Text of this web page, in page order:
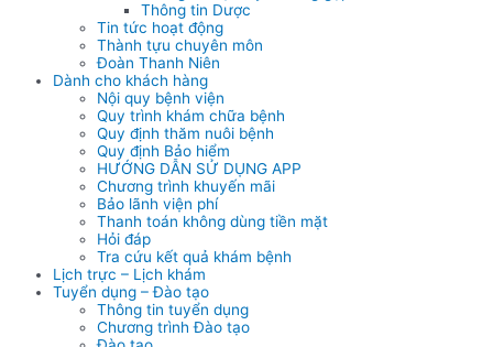
Thông tin Dược
Tin tức hoạt động
Thành tựu chuyên môn
Đoàn Thanh Niên
Dành cho khách hàng
Nội quy bệnh viện
Quy trình khám chữa bệnh
Quy định thăm nuôi bệnh
Quy định Bảo hiểm
HƯỚNG DẪN SỬ DỤNG APP
Chương trình khuyến mãi
Bảo lãnh viện phí
Thanh toán không dùng tiền mặt
Hỏi đáp
Tra cứu kết quả khám bệnh
Lịch trực – Lịch khám
Tuyển dụng – Đào tạo
Thông tin tuyển dụng
Chương trình Đào tạo